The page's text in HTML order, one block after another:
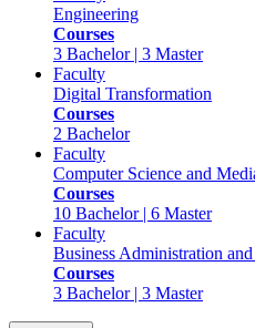
Engineering
Courses
3 Bachelor | 3 Master
Faculty
Digital Transformation
Courses
2 Bachelor
Faculty
Computer Science and
Courses
10 Bachelor | 6 Master
Faculty
Business Administration
Courses
3 Bachelor | 3 Master